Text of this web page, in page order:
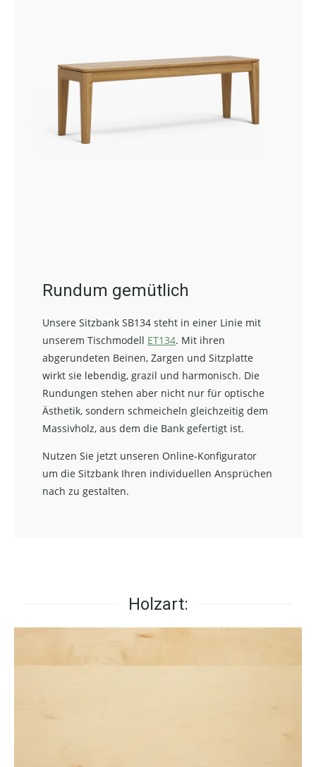
Rundum gemütlich
Unsere Sitzbank SB134 steht in einer Linie mit
unserem Tischmodell ET134. Mit ihren
abgerundeten Beinen, Zargen und Sitzplatte
wirkt sie lebendig, grazil und harmonisch. Die
Rundungen stehen aber nicht nur für optische
Ästhetik, sondern schmeicheln gleichzeitig dem
Massivholz, aus dem die Bank gefertigt ist.
Nutzen Sie jetzt unseren Online-Konfigurator
um die Sitzbank Ihren individuellen Ansprüchen
nach zu gestalten.
Holzart: